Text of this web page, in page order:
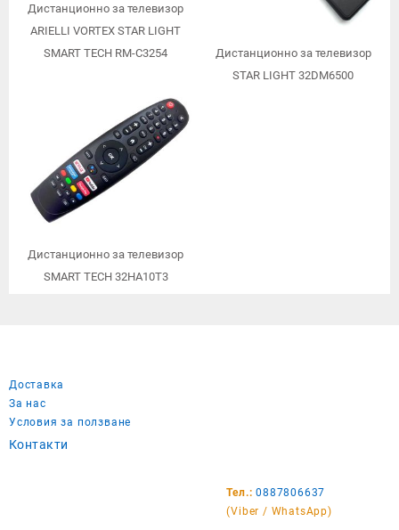
Дистанционно за телевизор
ARIELLI VORTEX STAR LIGHT
SMART TECH RM-C3254
Дистанционно за телевизор
STAR LIGHT 32DM6500
Дистанционно за телевизор
SMART TECH 32HA10T3
Доставка
За нас
Условия за ползване
Контакти
Тел.: 0887806637
(Viber / WhatsApp)